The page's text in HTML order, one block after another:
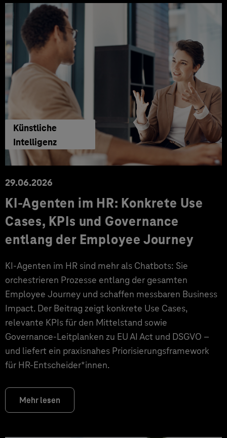
Künstliche
Intelligenz
29.06.2026
KI‑Agenten im HR: Konkrete Use
Cases, KPIs und Governance
entlang der Employee Journey
KI‑Agenten im HR sind mehr als Chatbots: Sie
orchestrieren Prozesse entlang der gesamten
Employee Journey und schaffen messbaren Business
Impact. Der Beitrag zeigt konkrete Use Cases,
relevante KPIs für den Mittelstand sowie
Governance‑Leitplanken zu EU AI Act und DSGVO –
und liefert ein praxisnahes Priorisierungsframework
für HR‑Entscheider*innen.
Mehr lesen